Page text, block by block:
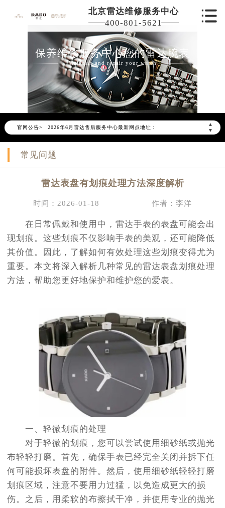
北京雷达维修服务中心
400-801-5621
保养维修服务中心您的雷达腕表
Maintain and repair your watch
官网公告>
▲
▼
2026年6月雷达北京市售后服务网络优化升级公告
2026年6月北京市雷达官方售后客户服务热线：400-801-5621
2026年6月雷达售后服务中心最新网点地址：
北京市东城区东长安街1号东方广场写字楼W3座6层602室（需提前预约）
常见问题
雷达表盘有划痕处理方法深度解析
时间：2026-01-18 作者：李洋
在日常佩戴和使用中，雷达手表的表盘可能会出
现划痕。这些划痕不仅影响手表的美观，还可能降低
其价值。因此，了解如何有效处理这些划痕变得尤为
重要。本文将深入解析几种常见的雷达表盘划痕处理
方法，帮助您更好地保护和维护您的爱表。
一、轻微划痕的处理
对于轻微的划痕，您可以尝试使用细砂纸或抛光
布轻轻打磨。首先，确保手表已经完全关闭并拆下任
何可能损坏表盘的附件。然后，使用细砂纸轻轻打磨
划痕区域，注意不要用力过猛，以免造成更大的损
伤。之后，用柔软的布擦拭干净，并使用专业的抛光